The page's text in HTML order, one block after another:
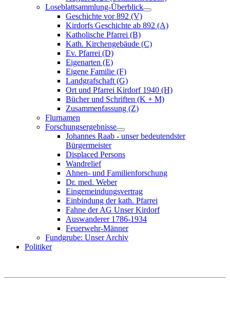
Loseblattsammlung-Überblick
Geschichte vor 892 (V)
Kirdorfs Geschichte ab 892 (A)
Katholische Pfarrei (B)
Kath. Kirchengebäude (C)
Ev. Pfarrei (D)
Eigenarten (E)
Eigene Familie (F)
Landgrafschaft (G)
Ort und Pfarrei Kirdorf 1940 (H)
Bücher und Schriften (K + M)
Zusammenfassung (Z)
Flurnamen
Forschungsergebnisse
Johannes Raab - unser bedeutendster
Bürgermeister
Displaced Persons
Wandrelief
Ahnen- und Familienforschung
Dr. med. Weber
Eingemeindungsvertrag
Einbindung der kath. Pfarrei
Fahne der AG Unser Kirdorf
Auswanderer 1786-1934
Feuerwehr-Männer
Fundgrube: Unser Archiv
Politiker